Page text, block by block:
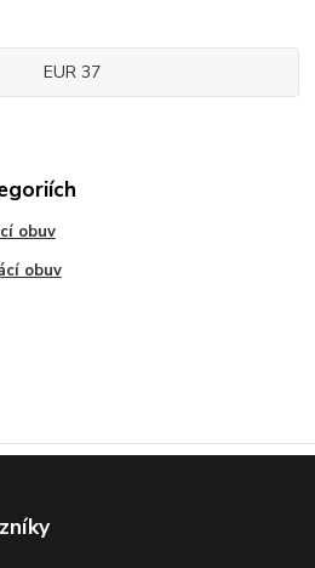
EUR 37
obuv
obuv